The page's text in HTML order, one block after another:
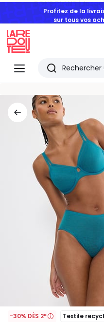
Profitez de la
sur tous vos
Menu
Redoute
Rechercher
derniers
articles
consultés
-30% DÈS 2*
Textile